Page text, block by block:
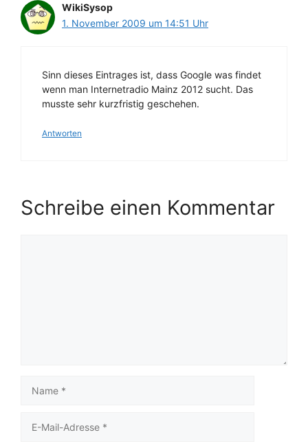
WikiSysop
1. November 2009 um 14:51 Uhr
Sinn dieses Eintrages ist, dass Google was findet
wenn man Internetradio Mainz 2012 sucht. Das
musste sehr kurzfristig geschehen.
Antworten
Schreibe einen Kommentar
Mail-